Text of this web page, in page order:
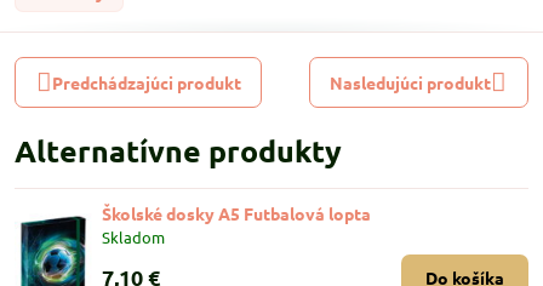
Predchádzajúci produkt Nasledujúci produkt
Alternatívne produkty
Školské dosky A5 Futbalová lopta
Skladom
7,10 € Do košíka